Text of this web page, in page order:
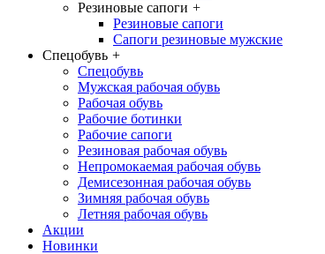
Резиновые сапоги +
Резиновые сапоги
Сапоги резиновые мужские
Спецобувь +
Спецобувь
Мужская рабочая обувь
Рабочая обувь
Рабочие ботинки
Рабочие сапоги
Резиновая рабочая обувь
Непромокаемая рабочая обувь
Демисезонная рабочая обувь
Зимняя рабочая обувь
Летняя рабочая обувь
Акции
Новинки